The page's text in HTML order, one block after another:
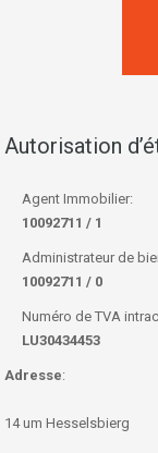
Autorisation
Agent Immobilier:
10092711 / 1
Administrateur de
10092711 / 0
Numéro de TVA
LU30434453
Adresse:
14 um Hesselsbierg